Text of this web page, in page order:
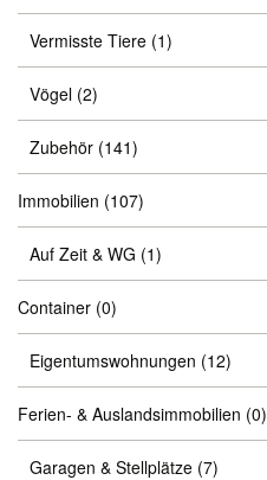
Vermisste Tiere (1)
Vögel (2)
Zubehör (141)
Immobilien (107)
Auf Zeit & WG (1)
Container (0)
Eigentumswohnungen (12)
Ferien- & Auslandsimmobilien (0)
Garagen & Stellplätze (7)